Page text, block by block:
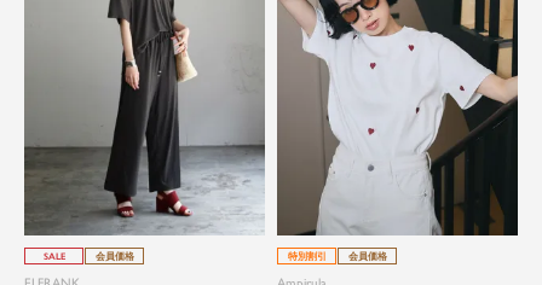
SALE 会員価格 特別割引 会員価格